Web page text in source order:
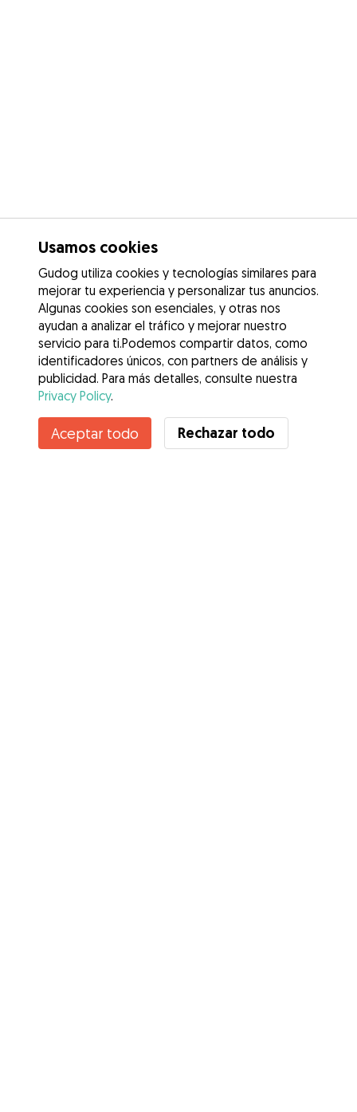
Contacta con Nancy
¿Conoces los Beneficios de Gudog? Ver más
Usamos cookies
Gudog utiliza cookies y tecnologías similares para
mejorar tu experiencia y personalizar tus anuncios.
Algunas cookies son esenciales, y otras nos
ayudan a analizar el tráfico y mejorar nuestro
servicio para ti.Podemos compartir datos, como
identificadores únicos, con partners de análisis y
publicidad. Para más detalles, consulte nuestra
Privacy Policy.
Aceptar todo Rechazar todo